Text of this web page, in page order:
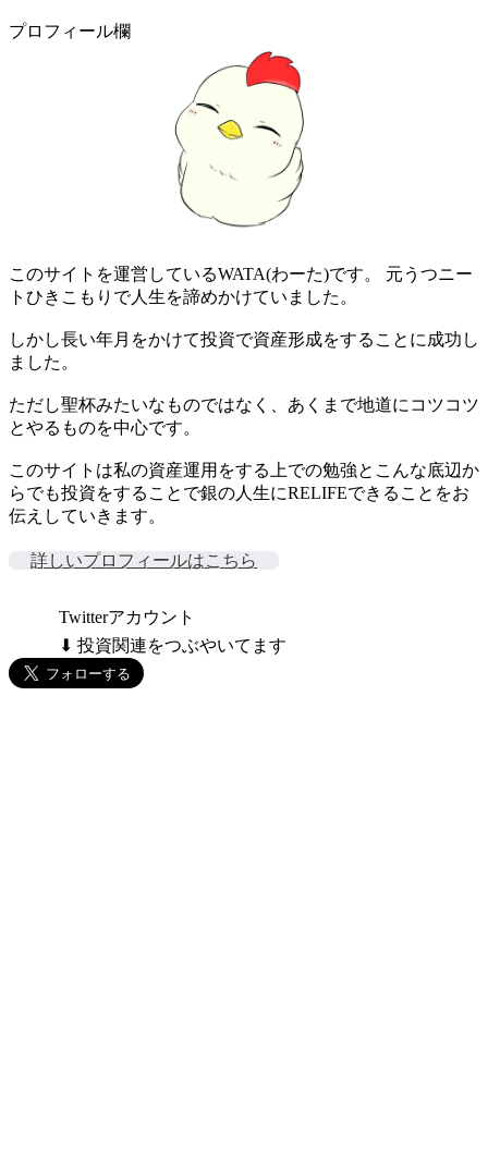
プロフィール欄
このサイトを運営しているWATA(わーた)です。 元うつニー
トひきこもりで人生を諦めかけていました。
しかし長い年月をかけて投資で資産形成をすることに成功し
ました。
ただし聖杯みたいなものではなく、あくまで地道にコツコツ
とやるものを中心です。
このサイトは私の資産運用をする上での勉強とこんな底辺か
らでも投資をすることで銀の人生にRELIFEできることをお
伝えしていきます。
詳しいプロフィールはこちら
Twitterアカウント
⬇ 投資関連をつぶやいてます